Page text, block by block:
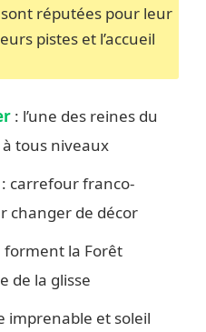
réputées pour leur
pistes et l’accueil
: l’une des reines du
tous niveaux
: carrefour franco-
changer de décor
forment la Forêt
de la glisse
imprenable et soleil